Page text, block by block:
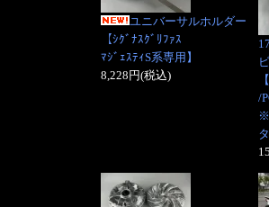
ユニバーサルホルダー
【ｼｸﾞﾅｽｸﾞﾘﾌｧｽ
ﾏｼﾞｪｽﾃｨS系専用】
8,228円(税込)
/
※